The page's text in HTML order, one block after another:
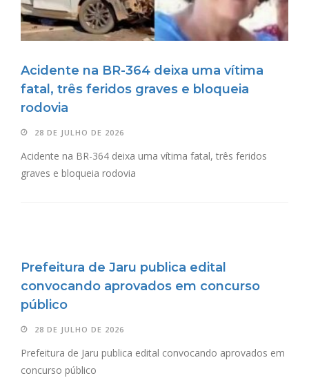
Acidente na BR-364 deixa uma vítima
fatal, três feridos graves e bloqueia
rodovia
28 DE JULHO DE 2026
Acidente na BR-364 deixa uma vítima fatal, três feridos
graves e bloqueia rodovia
Prefeitura de Jaru publica edital
convocando aprovados em concurso
público
28 DE JULHO DE 2026
Prefeitura de Jaru publica edital convocando aprovados em
concurso público